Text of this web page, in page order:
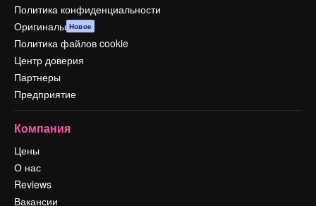
Политика конфиденциальности
Оригиналы Новое
Политика файлов cookie
Центр доверия
Партнеры
Предприятие
Компания
Цены
О нас
Reviews
Вакансии